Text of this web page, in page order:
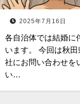
2025年7月16日
各自治体では結婚に
います。 今回は秋
社にお問い合わせを
い…